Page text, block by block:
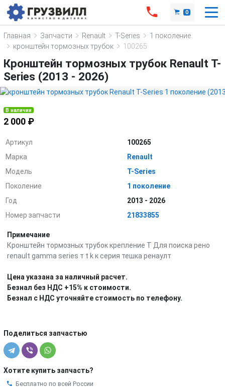
0
Главная Запчасти Renault T-Series
1 поколение
кронштейн тормозных трубок
100265
Кронштейн тормозных трубок Renault T-
Series (2013 - 2026)
В наличии
2 000 ₽
Артикул
100265
Марка
Renault
Модель
T-Series
Поколение
1 поколение
Год
2013 - 2026
Номер запчасти
21833855
Примечание
Кронштейн тормозных трубок крепление T Для поиска рено
renault gamma series т t k к серия тешка ренаулт
Цена указана за наличный расчет.
Безнал без НДС +15% к стоимости.
Безнал с НДС уточняйте стоимость по телефону.
Поделиться запчастью
Хотите купить запчасть?
Бесплатно по всей России